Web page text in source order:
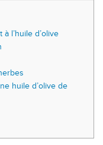
l’huile d’olive
huile d’olive de